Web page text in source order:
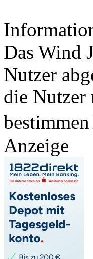
Das Wind
Nutzer
die Nutzer
Anzeige